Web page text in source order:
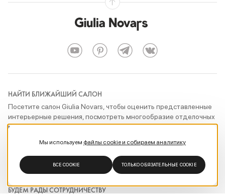
НАЙТИ БЛИЖАЙШИЙ САЛОН
Посетите салон Giulia Novars, чтобы оценить представленные
интерьерные решения, посмотреть многообразие отделочных
материалов и лично протестировать наши уникальные
БУДЕМ РАДЫ СОТРУДНИЧЕСТВУ
Мы используем файлы cookie и собираем аналитику
ВСЕ COOKIE ТОЛЬКО ОБЯЗАТЕЛЬНЫЕ COOKIE